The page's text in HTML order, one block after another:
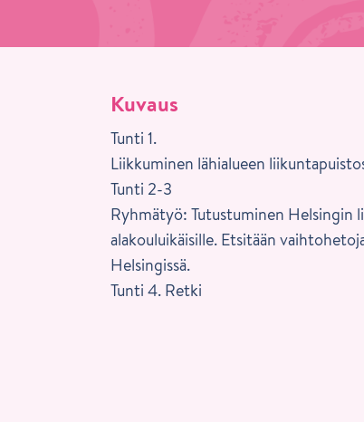
Kuvaus
Tunti 1.
Liikkuminen lähialueen
Tunti 2-3
Ryhmätyö: Tutustuminen Helsingin
alakouluikäisille. Etsitään
Helsingissä.
Tunti 4. Retki